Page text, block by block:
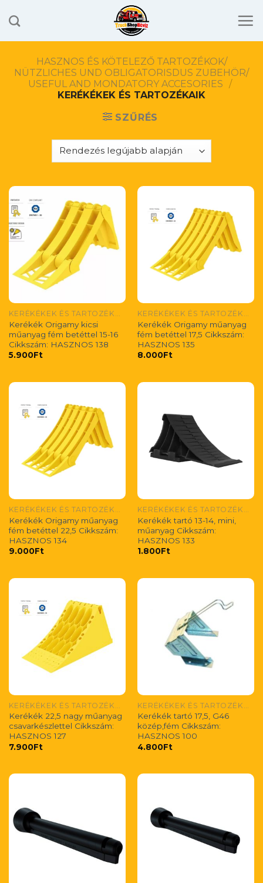
to
HASZNOS ÉS KÖTELEZŐ TARTOZÉKOK/
NÜTZLICHES UND OBLIGATORISDUS ZUBEHÖR/
USEFUL AND MONDATORY ACCESORIES /
KERÉKÉKEK ÉS TARTOZÉKAIK
SZŰRÉS
KERÉKÉKEK ÉS TARTOZÉKAIK
Kerékék Origamy kicsi
műanyag fém betéttel 15-16
Cikkszám: HASZNOS 138
5.900Ft
KERÉKÉKEK ÉS TARTOZÉKAIK
Kerékék Origamy műanyag
fém betéttel 17,5 Cikkszám:
HASZNOS 135
8.000Ft
Kerékék Origamy műanyag
fém betéttel 22,5 Cikkszám:
HASZNOS 134
9.000Ft
Kerékék tartó 13-14, mini,
műanyag Cikkszám:
HASZNOS 133
1.800Ft
Kerékék 22,5 nagy műanyag
csavarkészlettel Cikkszám:
HASZNOS 127
7.900Ft
Kerékék tartó 17,5, G46
közép,fém Cikkszám:
HASZNOS 100
4.800Ft